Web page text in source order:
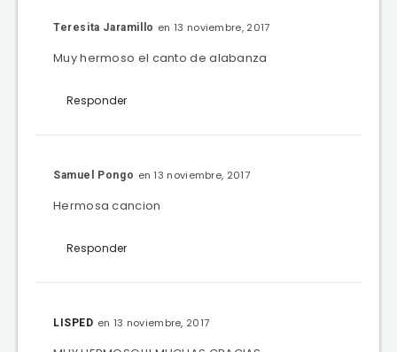
Teresita Jaramillo en 13 noviembre, 2017
Muy hermoso el canto de alabanza
Responder
Samuel Pongo en 13 noviembre, 2017
Hermosa cancion
Responder
LISPED en 13 noviembre, 2017